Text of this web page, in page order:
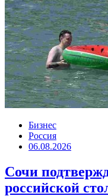
Бизнес
Россия
06.08.2026
Сочи
российской